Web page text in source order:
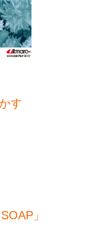
す
」